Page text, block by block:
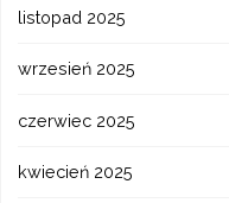
listopad 2025
wrzesień 2025
czerwiec 2025
kwiecień 2025